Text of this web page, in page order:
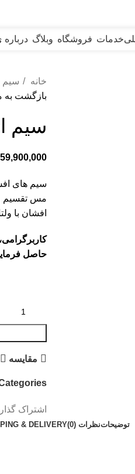
خدمات فروشگاه وبلاگ درباره
خانه سیم
بازگشت به
سیم
59,900,000
سیم های
افشان با ولتاژ 450/750 ولت دسته بندی
حاصل فرمایید. تلفن: 45-
مقايسه
اشتراک
توضیحاتنظرات (0) & DELIVERY